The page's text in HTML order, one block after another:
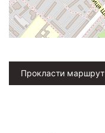
Прокласти маршрут